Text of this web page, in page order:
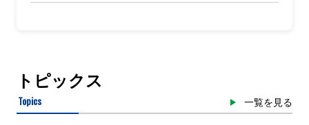
トピックス
Topics 一覧を見る